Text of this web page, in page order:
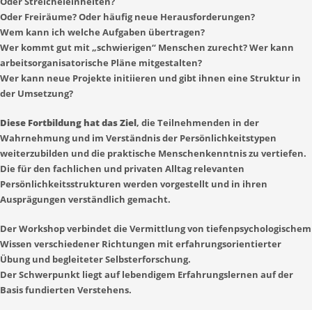
Oder Freiräume? Oder häufig neue Herausforderungen?
Wem kann ich welche Aufgaben übertragen?
Wer kommt gut mit „schwierigen“ Menschen zurecht? Wer kann
arbeitsorganisatorische Pläne mitgestalten?
Wer kann neue Projekte initiieren und gibt ihnen eine Struktur in
der Umsetzung?
Diese Fortbildung hat das Ziel, die Teilnehmenden in der
Wahrnehmung und im Verständnis der Persönlichkeitstypen
weiterzubilden und die praktische Menschenkenntnis zu vertiefen.
Die für den fachlichen und privaten Alltag relevanten
Persönlichkeitsstrukturen werden vorgestellt und in ihren
Ausprägungen verständlich gemacht.
Der Workshop verbindet die Vermittlung von tiefenpsychologischem
Wissen verschiedener Richtungen mit erfahrungsorientierter
Übung und begleiteter Selbsterforschung.
Der Schwerpunkt liegt auf lebendigem Erfahrungslernen auf der
Basis fundierten Verstehens.